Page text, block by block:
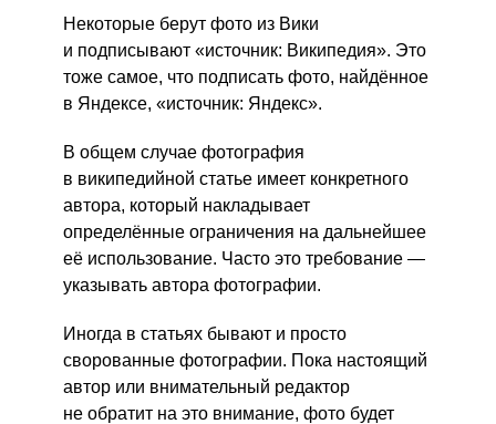
Некоторые берут фото из Вики
и подписывают «источник: Википедия». Это
тоже самое, что подписать фото, найдённое
в Яндексе, «источник: Яндекс».
В общем случае фотография
в википедийной статье имеет конкретного
автора, который накладывает
определённые ограничения на дальнейшее
её использование. Часто это требование —
указывать автора фотографии.
Иногда в статьях бывают и просто
сворованные фотографии. Пока настоящий
автор или внимательный редактор
не обратит на это внимание, фото будет